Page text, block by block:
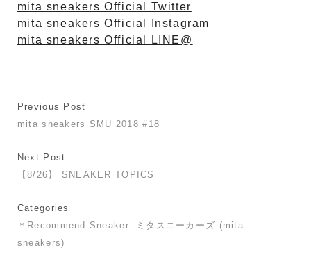
mita sneakers Official Twitter
mita sneakers Official Instagram
mita sneakers Official LINE@
Previous Post
mita sneakers SMU 2018 #18
Next Post
【8/26】 SNEAKER TOPICS
Categories
＊Recommend Sneaker
ミタスニーカーズ (mita
sneakers)